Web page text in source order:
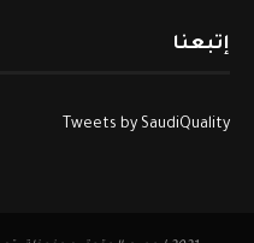
إتبعنا
Tweets by SaudiQuality